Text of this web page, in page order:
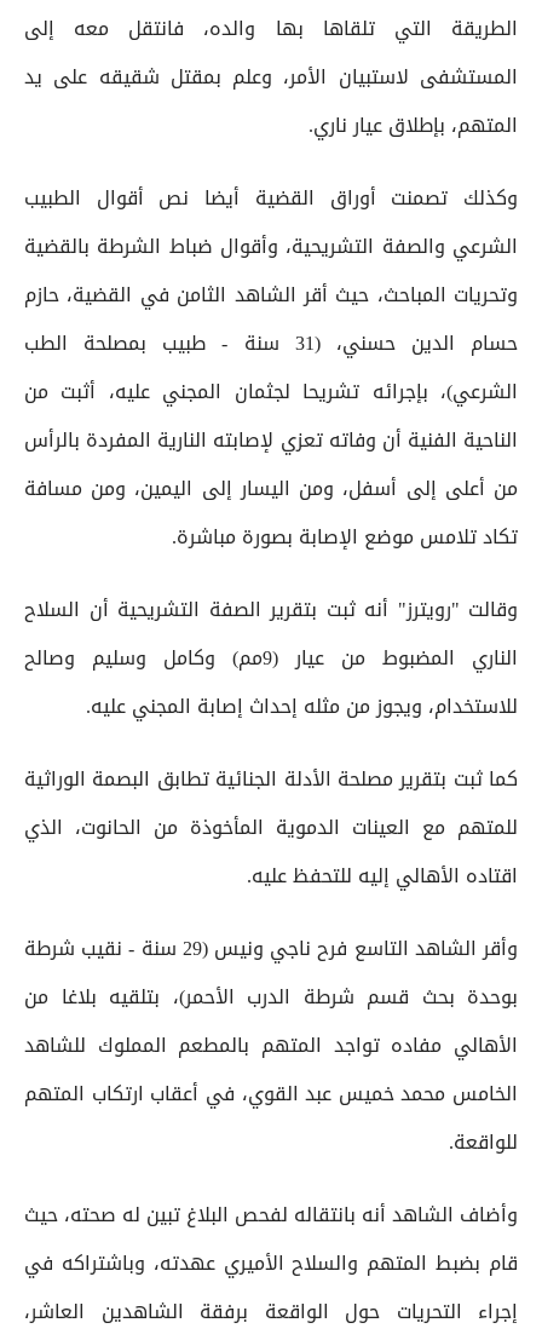
الطريقة التي تلقاها بها والده، فانتقل معه إلى
المستشفى لاستبيان الأمر، وعلم بمقتل شقيقه على يد
المتهم، بإطلاق عيار ناري.
وكذلك تصمنت أوراق القضية أيضا نص أقوال الطبيب
الشرعي والصفة التشريحية، وأقوال ضباط الشرطة بالقضية
وتحريات المباحث، حيث أقر الشاهد الثامن في القضية، حازم
حسام الدين حسني، (31 سنة - طبيب بمصلحة الطب
الشرعي)، بإجرائه تشريحا لجثمان المجني عليه، أثبت من
الناحية الفنية أن وفاته تعزي لإصابته النارية المفردة بالرأس
من أعلى إلى أسفل، ومن اليسار إلى اليمين، ومن مسافة
تكاد تلامس موضع الإصابة بصورة مباشرة.
وقالت "رويترز" أنه ثبت بتقرير الصفة التشريحية أن السلاح
الناري المضبوط من عيار (9مم) وكامل وسليم وصالح
للاستخدام، ويجوز من مثله إحداث إصابة المجني عليه.
كما ثبت بتقرير مصلحة الأدلة الجنائية تطابق البصمة الوراثية
للمتهم مع العينات الدموية المأخوذة من الحانوت، الذي
اقتاده الأهالي إليه للتحفظ عليه.
وأقر الشاهد التاسع فرح ناجي ونيس (29 سنة - نقيب شرطة
بوحدة بحث قسم شرطة الدرب الأحمر)، بتلقيه بلاغا من
الأهالي مفاده تواجد المتهم بالمطعم المملوك للشاهد
الخامس محمد خميس عبد القوي، في أعقاب ارتكاب المتهم
للواقعة.
وأضاف الشاهد أنه بانتقاله لفحص البلاغ تبين له صحته، حيث
قام بضبط المتهم والسلاح الأميري عهدته، وباشتراكه في
إجراء التحريات حول الواقعة برفقة الشاهدين العاشر،